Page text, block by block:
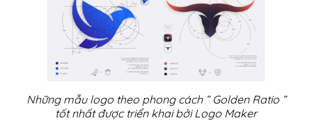
Những mẫu logo theo phong cách ” Golden Ratio ”
tốt nhất được triển khai bởi Logo Maker